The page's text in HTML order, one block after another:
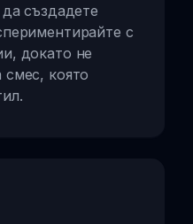
създадете
с
докато не
смес, която